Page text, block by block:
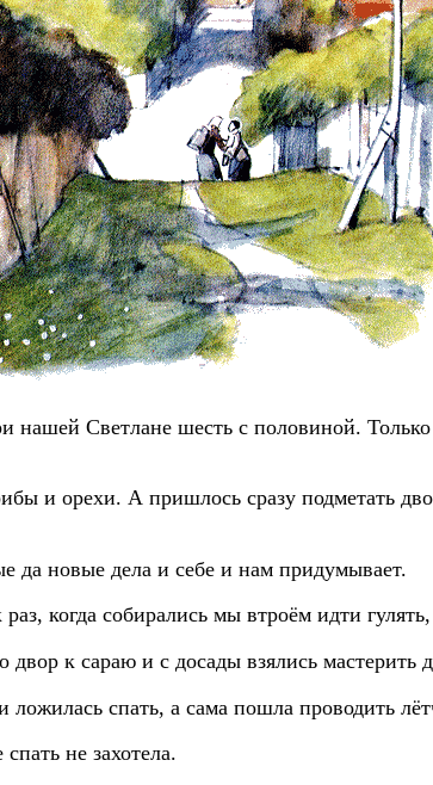
нашей Светлане шесть с половиной.
и орехи. А пришлось сразу подметать
да новые дела и себе и нам придумывает.
когда собирались мы втроём идти
к сараю и с досады взялись мастерить
спать, а сама пошла проводить
не захотела.